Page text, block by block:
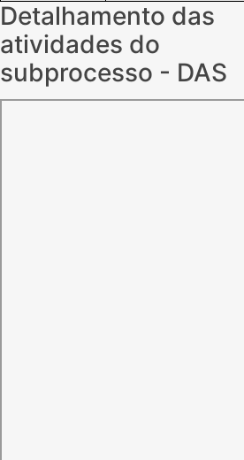
Detalhamento das
atividades do
subprocesso - DAS